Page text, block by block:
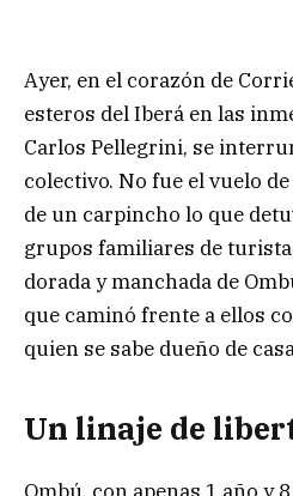
Ayer, en el corazón de
esteros del Iberá en las
Carlos Pellegrini, se
colectivo. No fue el vuelo
de un carpincho lo que
grupos familiares de
dorada y manchada de
que caminó frente a ellos
quien se sabe dueño de
Un linaje de